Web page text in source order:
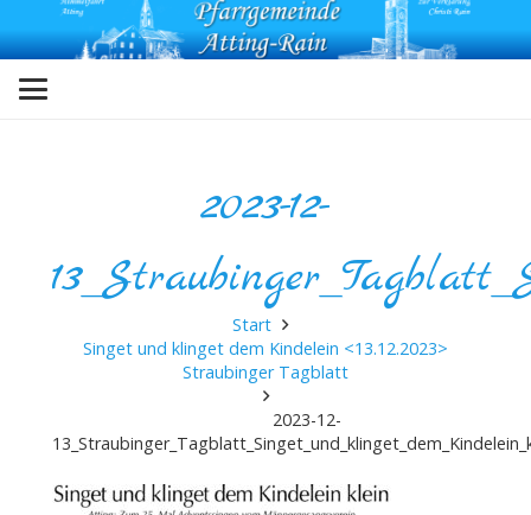
2023-12-
Start
Singet und klinget dem Kindelein <13.12.2023>
Straubinger Tagblatt
2023-12-